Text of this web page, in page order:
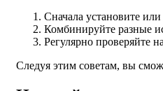
Сначала установите
Комбинируйте разные
Регулярно проверяйте
Следуя этим советам, вы